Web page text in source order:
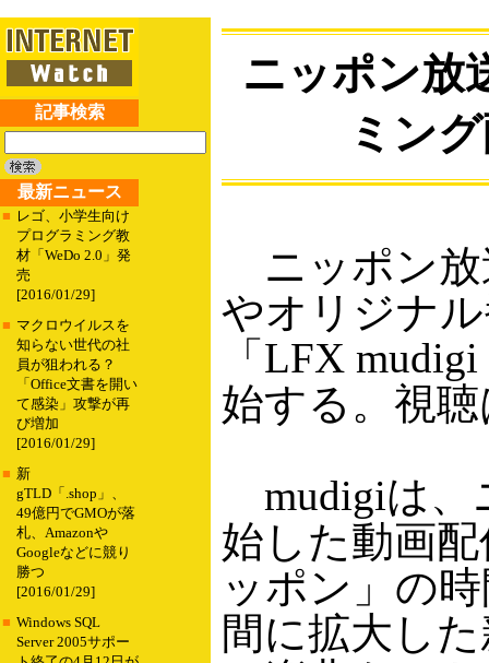
記事検索
最新ニュース
■ レゴ、小学生向け
プログラミング教
材「WeDo 2.0」発
売
[2016/01/29]
■ マクロウイルスを
知らない世代の社
員が狙われる？
「Office文書を開い
て感染」攻撃が再
び増加
[2016/01/29]
■ 新
gTLD「.shop」、
49億円でGMOが落
札、Amazonや
Googleなどに競り
勝つ
[2016/01/29]
■ Windows SQL
Server 2005サポー
ニッポン放
ミン
ニッポン放
やオリジナ
「LFX
始する。視
mudigiは、
始した動画
ッポン」の
間に拡大し